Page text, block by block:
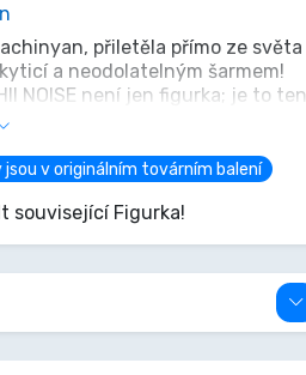
přiletěla přímo ze světa
a neodolatelným šarmem!
NOISE není jen figurka; je to ten
každém pohledu vykouzlí
jsou v originálním továrním balení
související Figurka!